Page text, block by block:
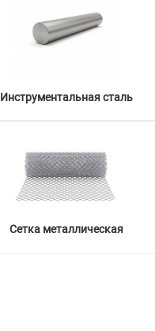
Инструментальная сталь
Сетка металлическая